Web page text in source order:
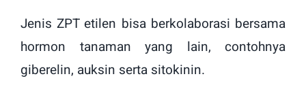
Jenis ZPT etilen bisa berkolaborasi bersama
hormon tanaman yang lain, contohnya
giberelin, auksin serta sitokinin.